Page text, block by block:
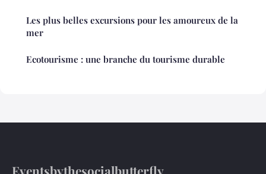
Les plus belles excursions pour les amoureux de la
mer
Ecotourisme : une branche du tourisme durable
Eventsbythesocialbutterfly